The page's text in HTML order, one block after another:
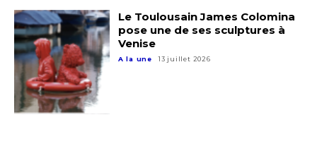
Le Toulousain James Colomina
pose une de ses sculptures à
Venise
A la une 13 juillet 2026